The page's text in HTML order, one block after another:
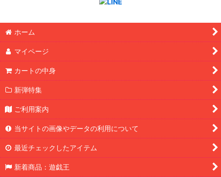
ホーム
マイページ
カートの中身
新弾特集
ご利用案内
当サイトの画像やデータの利用について
最近チェックしたアイテム
新着商品：遊戯王